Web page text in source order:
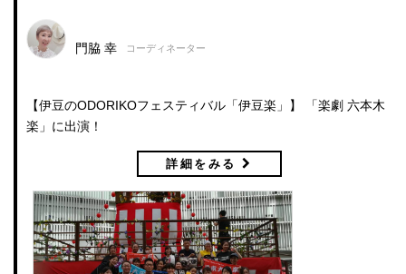
門脇 幸 コーディネーター
【伊豆のODORIKOフェスティバル「伊豆楽」】 「楽劇 六本木
楽」に出演！
詳細をみる